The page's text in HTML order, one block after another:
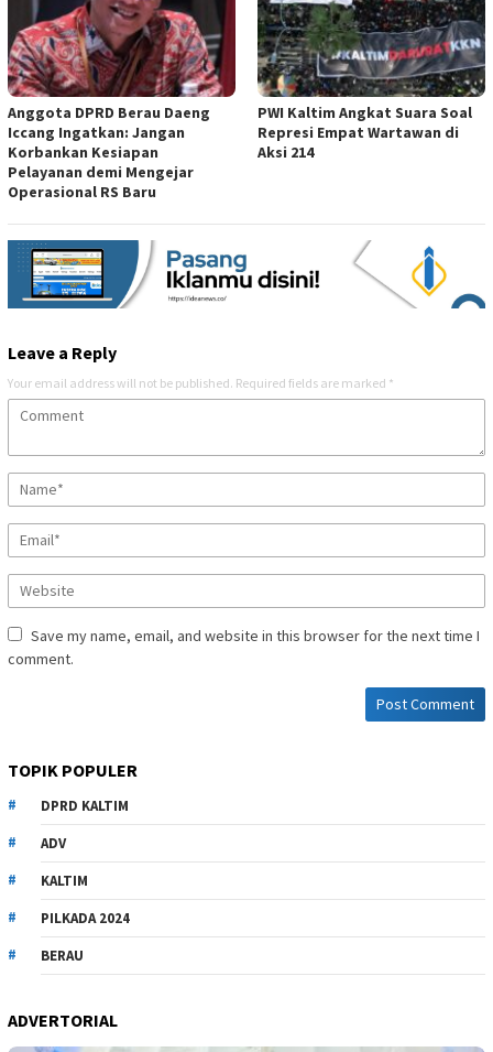
Anggota DPRD Berau Daeng
Iccang Ingatkan: Jangan
Korbankan Kesiapan
Pelayanan demi Mengejar
Operasional RS Baru
PWI Kaltim Angkat Suara Soal
Represi Empat Wartawan di
Aksi 214
Leave a Reply
Your email address will not be published. Required fields are marked *
Save my name, email, and website in this browser for the next time I
comment.
TOPIK POPULER
DPRD KALTIM
ADV
KALTIM
PILKADA 2024
BERAU
ADVERTORIAL